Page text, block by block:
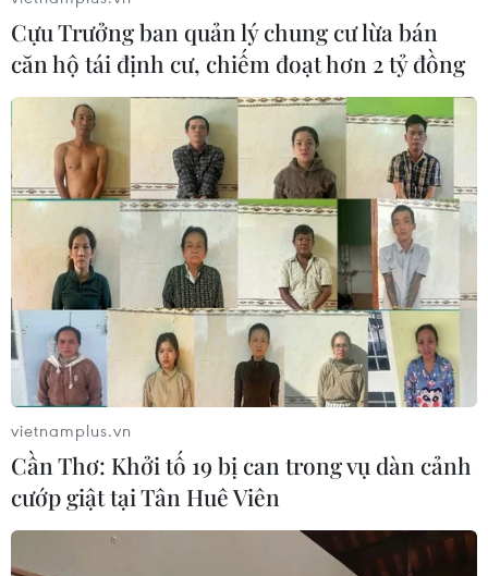
Cựu Trưởng ban quản lý chung cư lừa bán
căn hộ tái định cư, chiếm đoạt hơn 2 tỷ đồng
vietnamplus.vn
Cần Thơ: Khởi tố 19 bị can trong vụ dàn cảnh
cướp giật tại Tân Huê Viên